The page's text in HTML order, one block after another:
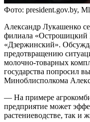
Фото: president.gov.by,
Александр Лукашенко
филиала
«Дзержинский».
предотвращению
молочно-товарных
государства попросил
Миноблисполкома
— На примере
предприятие может
растениеводстве, так и